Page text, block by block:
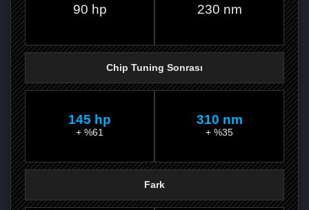
90 hp 230 nm
Chip Tuning Sonrası
145 hp
+ %61
310 nm
+ %35
Fark